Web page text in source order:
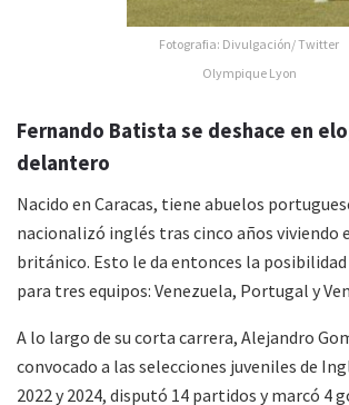
Fotografia: Divulgación/ Twitter
Olympique Lyon
Fernando Batista se deshace en
delantero
Nacido en Caracas, tiene abuelos
nacionalizó inglés tras cinco años viviendo
británico. Esto le da entonces la
para tres equipos: Venezuela, Portugal y
A lo largo de su corta carrera, Alejandro
convocado a las selecciones juveniles de
2022 y 2024, disputó 14 partidos y marcó 4